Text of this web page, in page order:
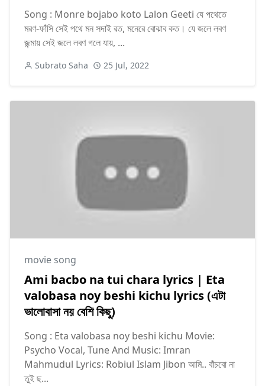
Song : Monre bojabo koto Lalon Geeti যে পথেতে
মরণ-ফাঁসি সেই পথে মন সদাই রত, মনেরে বোঝাব কত। যে জলে লবণ
জন্মায় সেই জলে লবণ গলে যায়, ...
Subrato Saha 25 Jul, 2022
movie song
Ami bacbo na tui chara lyrics | Eta
valobasa noy beshi kichu lyrics (এটা
ভালোবাসা নয় বেশি কিছু)
Song : Eta valobasa noy beshi kichu Movie:
Psycho Vocal, Tune And Music: Imran
Mahmudul Lyrics: Robiul Islam Jibon আমি.. বাঁচবো না
তুই ছ...